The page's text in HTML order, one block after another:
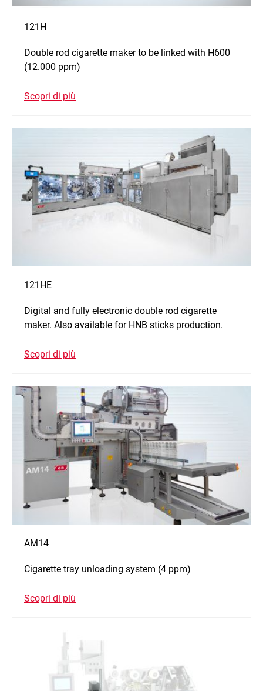
121H
Double rod cigarette maker to be linked with H600
(12.000 ppm)
Scopri di più
121HE
Digital and fully electronic double rod cigarette
maker. Also available for HNB sticks production.
Scopri di più
AM14
Cigarette tray unloading system (4 ppm)
Scopri di più